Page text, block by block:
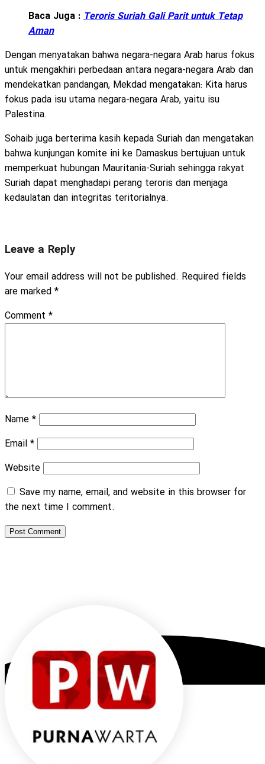
Baca Juga : Teroris Suriah Gali Parit untuk Tetap
Aman
Dengan menyatakan bahwa negara-negara Arab harus fokus
untuk mengakhiri perbedaan antara negara-negara Arab dan
mendekatkan pandangan, Mekdad mengatakan: Kita harus
fokus pada isu utama negara-negara Arab, yaitu isu
Palestina.
Sohaib juga berterima kasih kepada Suriah dan mengatakan
bahwa kunjungan komite ini ke Damaskus bertujuan untuk
memperkuat hubungan Mauritania-Suriah sehingga rakyat
Suriah dapat menghadapi perang teroris dan menjaga
kedaulatan dan integritas teritorialnya.
Leave a Reply
Your email address will not be published. Required fields
are marked *
Comment *
Name *
Email *
Website
Save my name, email, and website in this browser for
the next time I comment.